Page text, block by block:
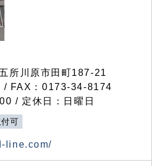
所川原市田町187-21
FAX：0173-34-8174
/ 定休日：日曜日
可
line.com/